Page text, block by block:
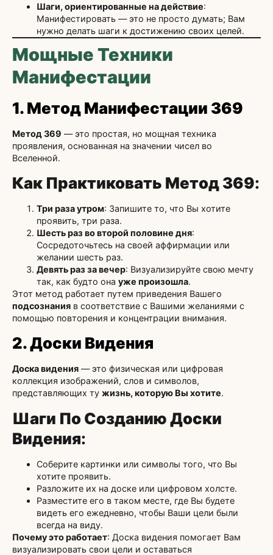
Шаги, ориентированные на действие:
Манифестировать — это не просто думать; Вам
нужно делать шаги к достижению своих целей.
Мощные Техники
Манифестации
1. Метод Манифестации 369
Метод 369 — это простая, но мощная техника
проявления, основанная на значении чисел во
Вселенной.
Как Практиковать Метод 369:
Три раза утром: Запишите то, что Вы хотите
проявить, три раза.
Шесть раз во второй половине дня:
Сосредоточьтесь на своей аффирмации или
желании шесть раз.
Девять раз за вечер: Визуализируйте свою мечту
так, как будто она уже произошла.
Этот метод работает путем приведения Вашего
подсознания в соответствие с Вашими желаниями с
помощью повторения и концентрации внимания.
2. Доски Видения
Доска видения — это физическая или цифровая
коллекция изображений, слов и символов,
представляющих ту жизнь, которую Вы хотите.
Шаги По Созданию Доски
Видения:
Соберите картинки или символы того, что Вы
хотите проявить.
Разложите их на доске или цифровом холсте.
Разместите его в таком месте, где Вы будете
видеть его ежедневно, чтобы Ваши цели были
всегда на виду.
Почему это работает: Доска видения помогает Вам
визуализировать свои цели и оставаться